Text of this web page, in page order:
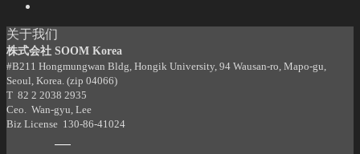
关于我们
株式会社 SOOM Korea
#B211 Hongmungwan Bldg, Hongik University, 94 Wausan-ro, Mapo-gu,
Seoul, Korea. (zip 04066)
T 82 2 2038 2935
Ceo. Wan-gyu, Lee
Biz License 130-86-41024